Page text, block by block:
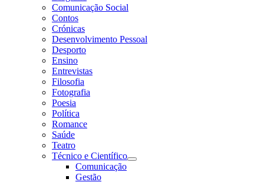
Comunicação Social
Contos
Crónicas
Desenvolvimento Pessoal
Desporto
Ensino
Entrevistas
Filosofia
Fotografia
Poesia
Política
Romance
Saúde
Teatro
Técnico e Científico
Comunicação
Gestão